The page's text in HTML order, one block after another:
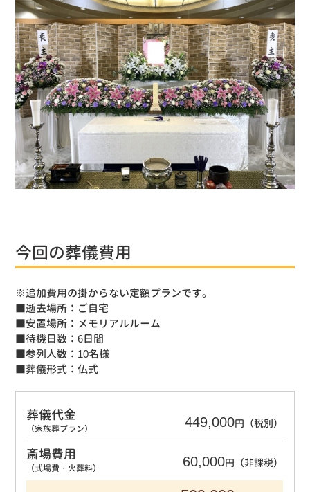
今回の葬儀費用
※追加費用の掛からない定額プランです。
■逝去場所：ご自宅
■安置場所：メモリアルルーム
■待機日数：6日間
■参列人数：10名様
■葬儀形式：仏式
葬儀代金
（家族葬プラン） 449,000円（税別）
斎場費用
（式場費・火葬料） 60,000円（非課税）